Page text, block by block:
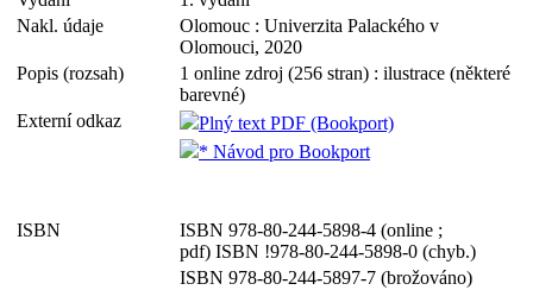
Nakl. údaje
Olomouc : Univerzita Palackého v
Olomouci, 2020
Popis (rozsah)
1 online zdroj (256 stran) : ilustrace (některé
barevné)
Externí odkaz
Plný text PDF (Bookport)
* Návod pro Bookport
ISBN
ISBN 978-80-244-5898-4 (online ;
pdf) ISBN !978-80-244-5898-0 (chyb.)
ISBN 978-80-244-5897-7 (brožováno)